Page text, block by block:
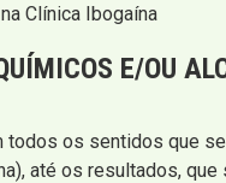
Clínica Ibogaína
E/OU
os sentidos que
até os resultados,